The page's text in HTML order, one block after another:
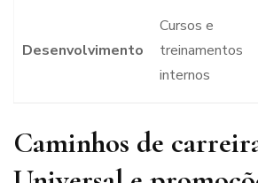
Desenvolvimento
Cursos e
treinamentos
internos
Caminhos de